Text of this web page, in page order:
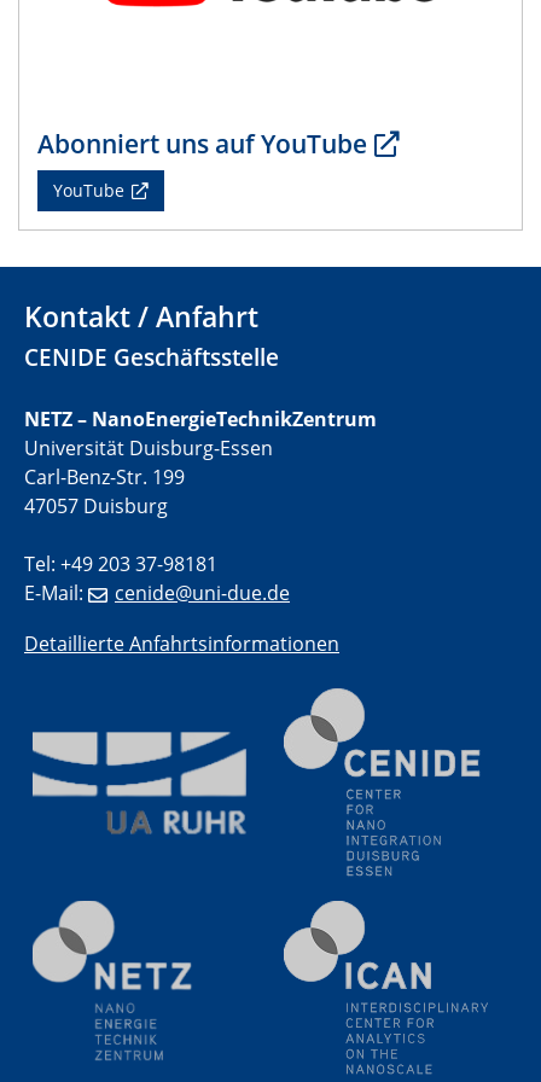
22.05.2024
29.05.2024
Physikalisches Kolloquium
04.06.2024
05.06.2024
Antrittsvorlesung
10.06.2024
SFB/TRR 270 Kolloquium
Bundesanstalt für Materialforschung und -prüfung
11.06.2024
SFB 1242 Kolloquium
"Transient core-hole screening in photoexcited ZnO
investigated by time-resolved X-ray absorption
12.06.2024
GDCh Kolloquium
Festkolloquium Verleihung des Zellner-
Wissenschaftspreises Preisträgerin: Dr. Viktorija
Glembockyté Ludwig-Maximilians-Universität München
12.06.2024
Physikalisches Kolloquium
13.06.2024
UDE4future Ringvorlesung
Abonniert uns auf YouTube
YouTube
Kontakt / Anfahrt
CENIDE Geschäftsstelle
NETZ – NanoEnergieTechnikZentrum
Universität Duisburg-Essen
Carl-Benz-Str. 199
47057 Duisburg
Tel: +49 203 37-98181
E-Mail:
cenide@uni-due.de
Detaillierte Anfahrtsinformationen